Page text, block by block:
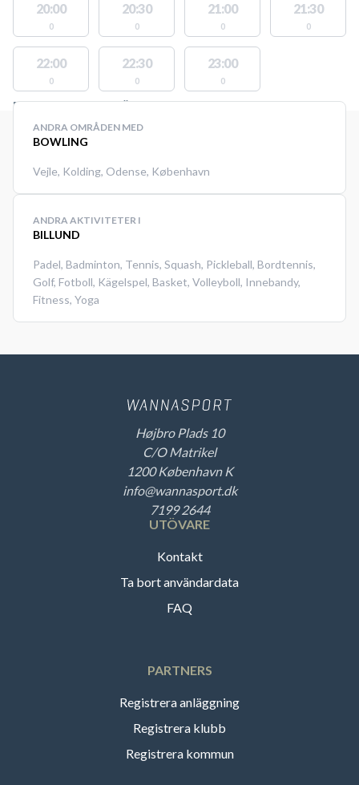
20:00
0
20:30
0
21:00
0
21:30
0
22:00
0
22:30
0
23:00
0
PLATSER MED TILLGÄNGLIGA AKTIVITETER
ANDRA OMRÅDEN MED
BOWLING
Vejle, Kolding, Odense, København
ANDRA AKTIVITETER I
BILLUND
Padel, Badminton, Tennis, Squash, Pickleball, Bordtennis,
Golf, Fotboll, Kägelspel, Basket, Volleyboll, Innebandy,
Fitness, Yoga
Højbro Plads 10
C/O Matrikel
1200 København K
info@wannasport.dk
7199 2644
UTÖVARE
Kontakt
Ta bort användardata
FAQ
PARTNERS
Registrera anläggning
Registrera klubb
Registrera kommun